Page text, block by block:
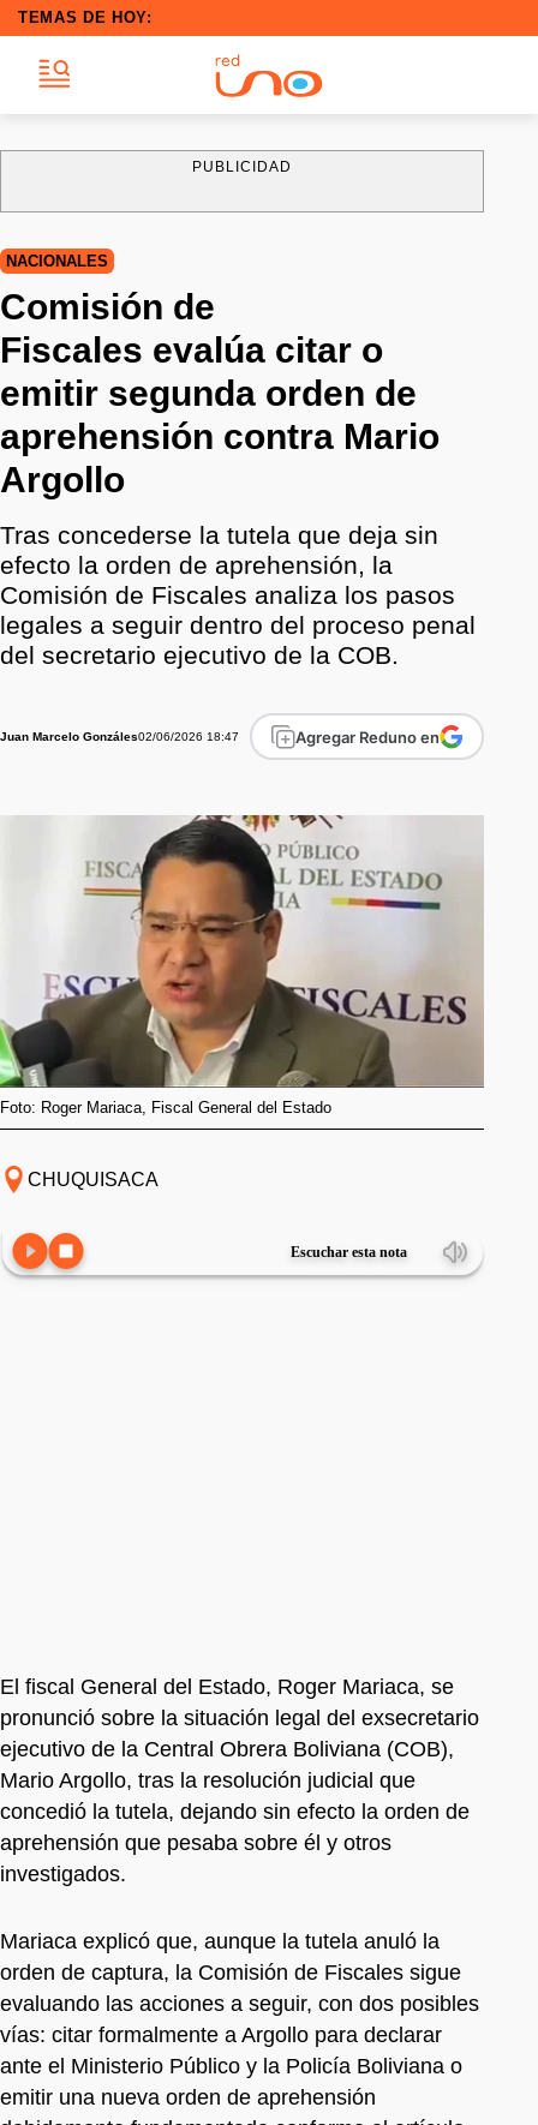
TEMAS DE HOY:
PUBLICIDAD
NACIONALES
Comisión de
Fiscales evalúa citar o
emitir segunda orden de
aprehensión contra Mario
Argollo
Tras concederse la tutela que deja sin
efecto la orden de aprehensión, la
Comisión de Fiscales analiza los pasos
legales a seguir dentro del proceso penal
del secretario ejecutivo de la COB.
Juan Marcelo Gonzáles02/06/2026 18:47 Agregar Reduno en
Foto: Roger Mariaca, Fiscal General del Estado
CHUQUISACA
Escuchar esta nota
El fiscal General del Estado, Roger Mariaca, se
pronunció sobre la situación legal del exsecretario
ejecutivo de la Central Obrera Boliviana (COB),
Mario Argollo, tras la resolución judicial que
concedió la tutela, dejando sin efecto la orden de
aprehensión que pesaba sobre él y otros
investigados.
Mariaca explicó que, aunque la tutela anuló la
orden de captura, la Comisión de Fiscales sigue
evaluando las acciones a seguir, con dos posibles
vías: citar formalmente a Argollo para declarar
ante el Ministerio Público y la Policía Boliviana o
emitir una nueva orden de aprehensión